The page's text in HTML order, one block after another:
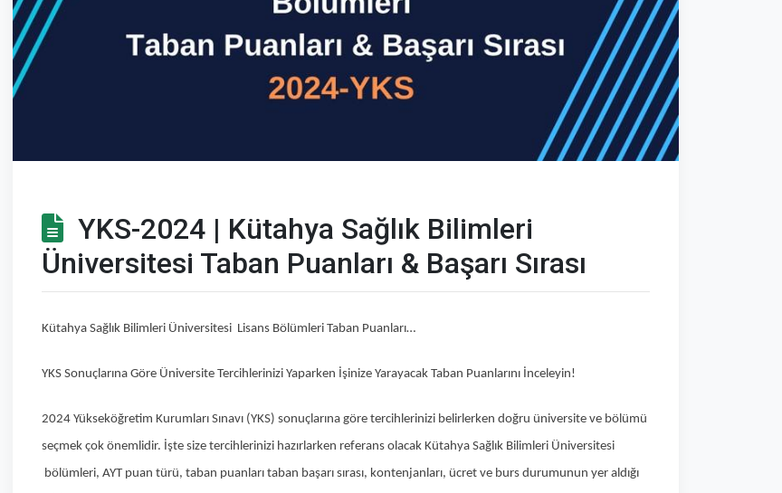
YKS-2024 | Kütahya Sağlık Bilimleri
Üniversitesi Taban Puanları & Başarı Sırası
Kütahya Sağlık Bilimleri Üniversitesi Lisans Bölümleri Taban Puanları…
YKS Sonuçlarına Göre Üniversite Tercihlerinizi Yaparken İşinize Yarayacak Taban Puanlarını İnceleyin!
2024 Yükseköğretim Kurumları Sınavı (YKS) sonuçlarına göre tercihlerinizi belirlerken doğru üniversite ve bölümü
seçmek çok önemlidir. İşte size tercihlerinizi hazırlarken referans olacak Kütahya Sağlık Bilimleri Üniversitesi
bölümleri, AYT puan türü, taban puanları taban başarı sırası, kontenjanları, ücret ve burs durumunun yer aldığı